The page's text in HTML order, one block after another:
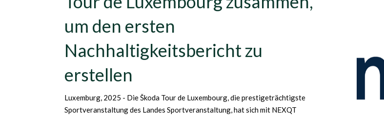
um den ersten
Nachhaltigkeitsbericht zu
erstellen
Luxemburg, 2025 - Die Škoda Tour de Luxembourg, die prestigeträchtigste
Sportveranstaltung des Landes Sportveranstaltung, hat sich mit NEXQT